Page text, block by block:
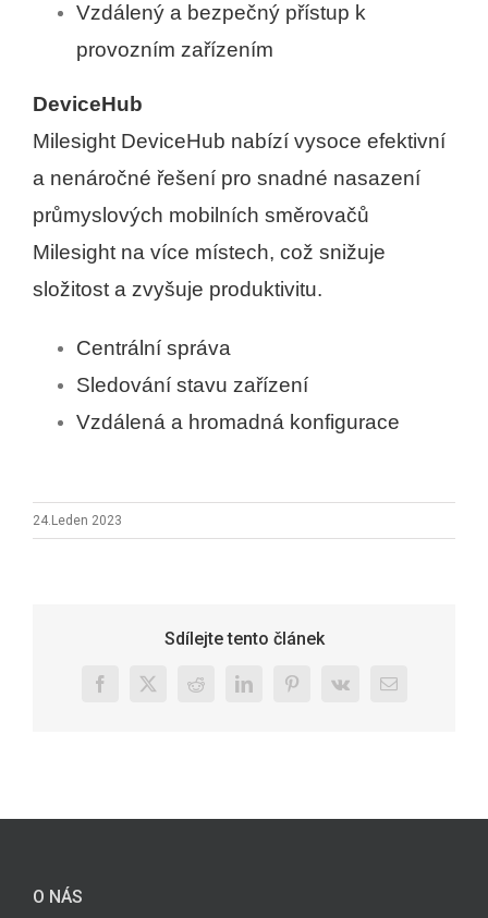
Vzdálený a bezpečný přístup k
provozním zařízením
DeviceHub
Milesight DeviceHub nabízí vysoce efektivní
a nenáročné řešení pro snadné nasazení
průmyslových mobilních směrovačů
Milesight na více místech, což snižuje
složitost a zvyšuje produktivitu.
Centrální správa
Sledování stavu zařízení
Vzdálená a hromadná konfigurace
24.Leden 2023
Sdílejte tento článek
Facebook
X RedditLinkedInPinterest
Vk
E-
O NÁS